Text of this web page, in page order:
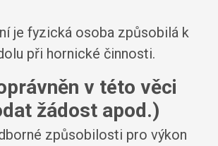
je fyzická osoba způsobilá k
při hornické činnosti.
v této věci
žádost apod.)
způsobilosti pro výkon